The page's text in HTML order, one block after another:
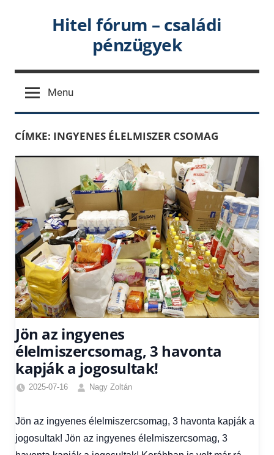
Hitel fórum – családi
pénzügyek
Menu
CÍMKE: INGYENES ÉLELMISZER CSOMAG
Jön az ingyenes
élelmiszercsomag, 3 havonta
kapják a jogosultak!
2025-07-16
Nagy Zoltán
hírek,
Gazdaság,
Jön az ingyenes élelmiszercsomag, 3 havonta kapják a
jogosultak! Jön az ingyenes élelmiszercsomag, 3